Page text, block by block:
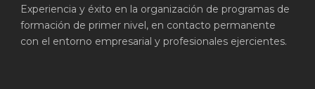
Experiencia y éxito en la organización de programas de
formación de primer nivel, en contacto permanente
con el entorno empresarial y profesionales ejercientes.